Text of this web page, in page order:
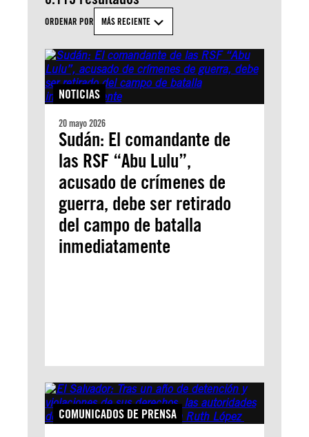
ORDENAR POR MÁS RECIENTE
NOTICIAS
20 mayo 2026
Sudán: El comandante de
las RSF “Abu Lulu”,
acusado de crímenes de
guerra, debe ser retirado
del campo de batalla
inmediatamente
COMUNICADOS DE PRENSA